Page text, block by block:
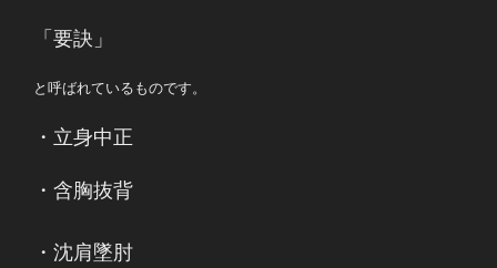
「要訣」
と呼ばれているものです。
・立身中正
・含胸抜背
・沈肩墜肘